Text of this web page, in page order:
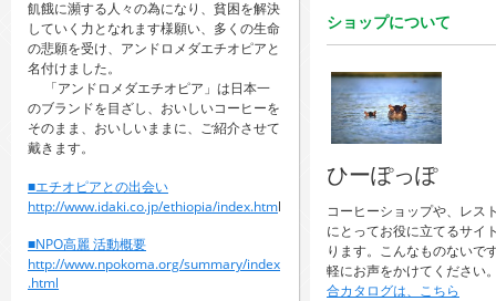
飢餓に瀕する人々の為になり、貧困を解決
していく力となれます様願い、多くの生命
の悲願を受け、アンドロメダエチオピアと
名付けました。
「アンドロメダエチオピア」は日本一
のブランドを目ざし、おいしいコーヒーを
そのまま、おいしいままに、ご紹介させて
戴きます。
■エチオピアとの出会い
http://www.idaki.co.jp/ethiopia/index.html
■NPO高麗 活動概要
http://www.npokoma.org/summary/index
.html
ショップについて
ひーぽっぽ
コーヒーショップや、レス
にとってお役に立てるサイ
ります。こんなものないで
軽にお声をかけてください
合カタログは、こちら